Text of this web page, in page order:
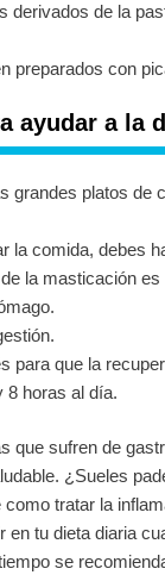
derivados de la
preparados con
ayudar a la
grandes platos de
la comida, debes
la masticación
para que la
8 horas al día.
que sufren de
¿Sueles
tratar la
tu dieta diaria
se